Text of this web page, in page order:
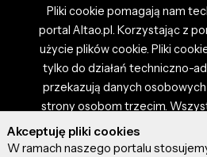
Pliki cookie pomagają nam
portal Altao.pl. Korzystając z
użycie plików cookie. Pliki
tylko do działań techniczno-
przekazują danych
strony osobom trzecim.
zdjęciami i materiałami
własnością użytkowników.
Akceptuję pliki cookies
W ramach naszego portalu